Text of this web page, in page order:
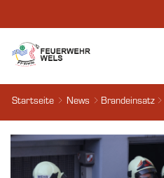
Startseite News Brandeinsatz